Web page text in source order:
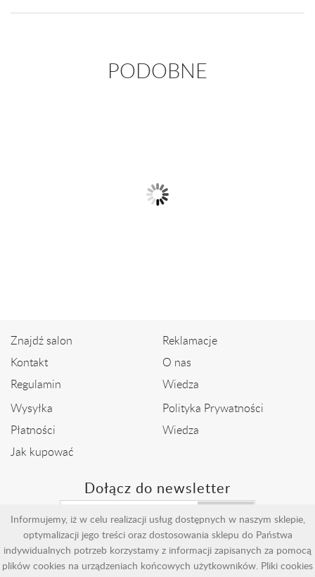
PODOBNE
Znajdź salon
Kontakt
Regulamin
Reklamacje
O nas
Wiedza
Wysyłka
Płatności
Jak kupować
Polityka Prywatności
Wiedza
Dołącz do newsletter
Wyślij
Informujemy, iż w celu realizacji usług dostępnych w naszym sklepie,
optymalizacji jego treści oraz dostosowania sklepu do Państwa
indywidualnych potrzeb korzystamy z informacji zapisanych za pomocą
plików cookies na urządzeniach końcowych użytkowników. Pliki cookies